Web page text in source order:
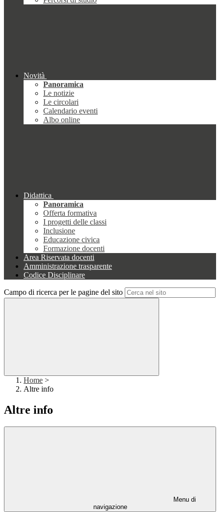
Novità
Panoramica
Le notizie
Le circolari
Calendario eventi
Albo online
Didattica
Panoramica
Offerta formativa
I progetti delle classi
Inclusione
Educazione civica
Formazione docenti
Area Riservata docenti
Amministrazione trasparente
Codice Disciplinare
Campo di ricerca per le pagine del sito
Home >
Altre info
Altre info
Menu di
navigazione